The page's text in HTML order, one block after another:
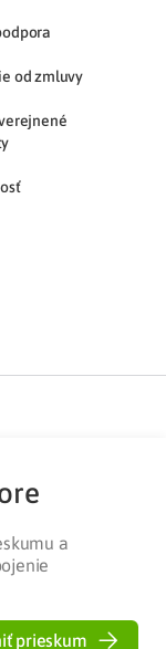
od zmluvy
osobných údajov
a
prieskum